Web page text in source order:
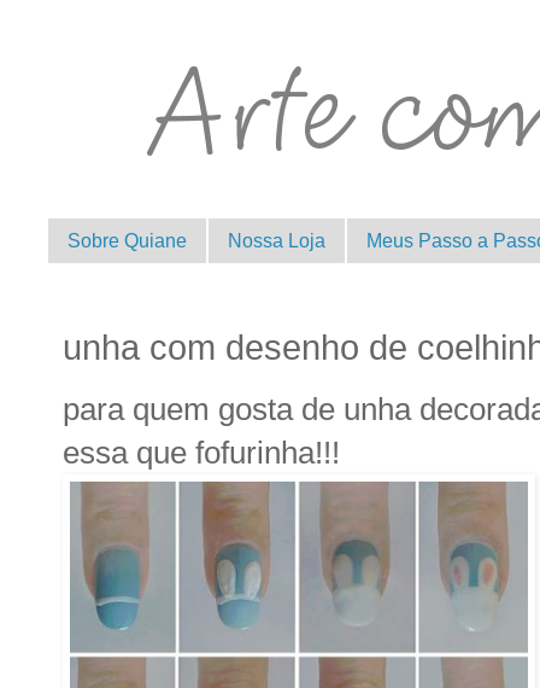
Sobre Quiane Nossa Loja Meus Passo a
unha com desenho de
para quem gosta de unha
essa que fofurinha!!!